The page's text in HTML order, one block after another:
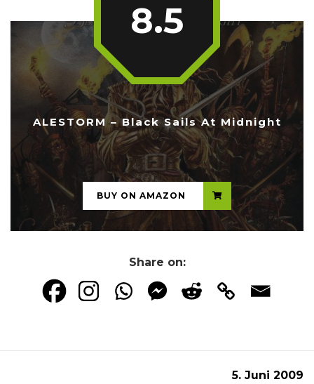
ALESTORM – Black Sails At Midnight
8.5
...
BUY ON AMAZON
Share on:
5. Juni 2009